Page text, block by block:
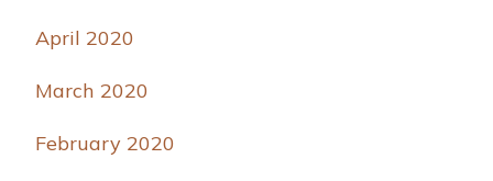
April 2020
March 2020
February 2020